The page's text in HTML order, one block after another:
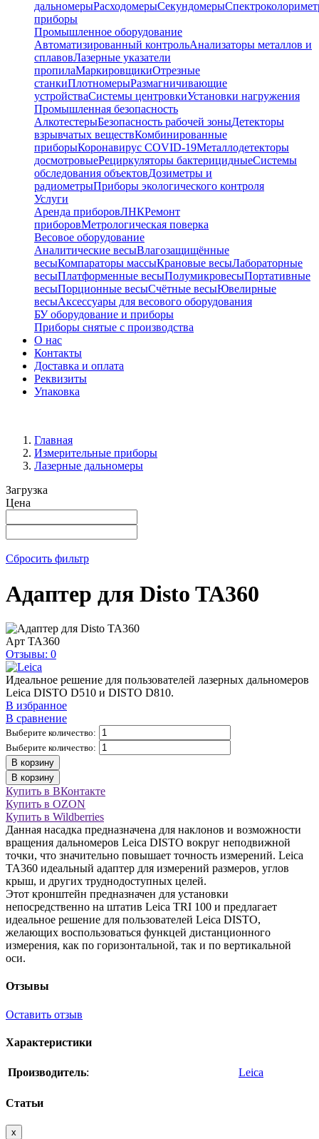
дальномерыРасходомерыСекундомеры
приборы
Промышленное оборудование
Автоматизированный контрольАнализаторы металлов и
сплавовЛазерные указатели
пропилаМаркировщикиОтрезные
станкиПлотномерыРазмагничивающие
устройстваСистемы центровкиУстановки нагружения
Промышленная безопасность
АлкотестерыБезопасность рабочей зоныДетекторы
взрывчатых веществКомбинированные
приборыКоронавирус COVID-19Металлодетекторы
досмотровыеРециркуляторы бактерицидныеСистемы
обследования объектовДозиметры и
радиометрыПриборы экологического контроля
Услуги
Аренда приборовЛНКРемонт
приборовМетрологическая поверка
Весовое оборудование
Аналитические весыВлагозащищённые
весыКомпараторы массыКрановые весыЛабораторные
весыПлатформенные весыПолумикровесыПортативные
весыПорционные весыСчётные весыЮвелирные
весыАксессуары для весового оборудования
БУ оборудование и приборы
Приборы снятые с производства
О нас
Контакты
Доставка и оплата
Реквизиты
Упаковка
Главная
Измерительные приборы
Лазерные дальномеры
Загрузка
Цена
Сбросить фильтр
Адаптер для Disto TA360
Арт TA360
Отзывы: 0
Идеальное решение для пользователей лазерных дальномеров
Leica DISTO D510 и DISTO D810.
В избранное
В сравнение
Выберите количество:
Выберите количество:
В корзину
В корзину
Купить в ВКонтакте
Купить в OZON
Купить в Wildberries
Данная насадка предназначена для наклонов и возможности
вращения дальномеров Leica DISTO вокруг неподвижной
точки, что значительно повышает точность измерений. Leica
TA360 идеальный адаптер для измерений размеров, углов
крыш, и других труднодоступных целей.
Этот кронштейн предназначен для установки
непосредственно на штатив Leica TRI 100 и предлагает
идеальное решение для пользователей Leica DISTO,
желающих воспользоваться функцей дистанционного
измерения, как по горизонтальной, так и по вертикальной
оси.
Отзывы
Оставить отзыв
Характеристики
Производитель: Leica
Статьи
x